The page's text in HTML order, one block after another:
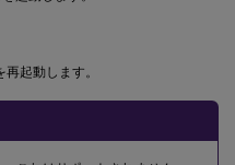
起動します。